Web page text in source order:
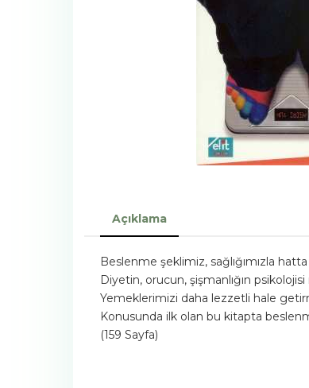
Açıklama
Beslenme şeklimiz, sağlığımızla
Diyetin, orucun, şişmanlığın
Yemeklerimizi daha lezzetli hale
Konusunda ilk olan bu kitapta
(159 Sayfa)